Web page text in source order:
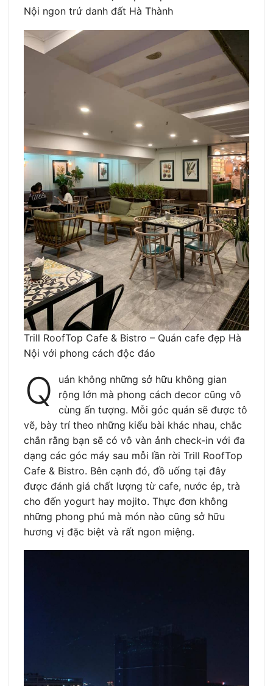
Nội ngon trứ danh đất Hà Thành
Trill RoofTop Cafe & Bistro – Quán cafe đẹp Hà
Nội với phong cách độc đáo
Q
uán không những sở hữu không gian
rộng lớn mà phong cách decor cũng vô
cùng ấn tượng. Mỗi góc quán sẽ được tô
vẽ, bày trí theo những kiểu bài khác nhau, chắc
chắn rằng bạn sẽ có vô vàn ảnh check-in với đa
dạng các góc máy sau mỗi lần rời Trill RoofTop
Cafe & Bistro. Bên cạnh đó, đồ uống tại đây
được đánh giá chất lượng từ cafe, nước ép, trà
cho đến yogurt hay mojito. Thực đơn không
những phong phú mà món nào cũng sở hữu
hương vị đặc biệt và rất ngon miệng.